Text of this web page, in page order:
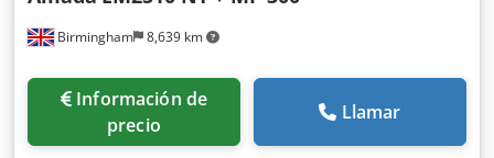
Birmingham 8,639 km
Información de
precio
Llamar